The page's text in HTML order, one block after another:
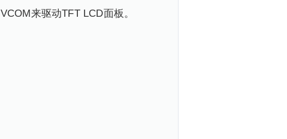
来驱动TFT LCD面板。